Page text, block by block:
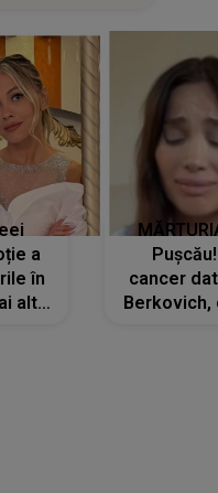
a
în
altă
cancer